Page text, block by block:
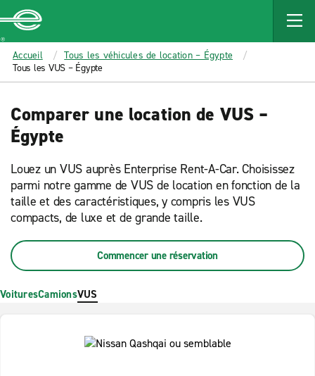
MAIN
CONTENT
Enterprise
Accueil
Tous les véhicules de location – Égypte
Tous les VUS – Égypte
Comparer une location de VUS –
Égypte
Louez un VUS auprès Enterprise Rent-A-Car. Choisissez
parmi notre gamme de VUS de location en fonction de la
taille et des caractéristiques, y compris les VUS
compacts, de luxe et de grande taille.
Commencer une réservation
VoituresCamionsVUS